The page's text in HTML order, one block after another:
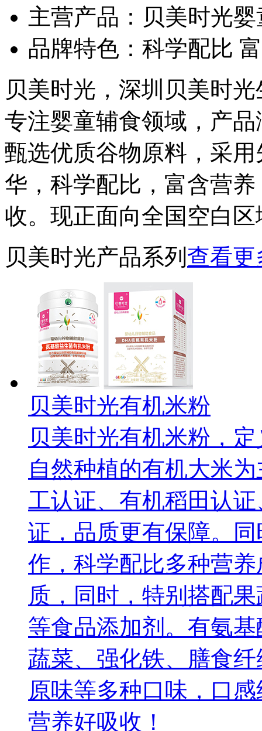
主营产品： 贝美时光
品牌特色： 科学配比
贝美时光，深圳贝美时
专注婴童辅食领域，产
甄选优质谷物原料，采
华，科学配比，富含营
收。现正面向全国空白
贝美时光产品系列 查看更
贝美时光有机米粉
贝美时光有机米粉，
自然种植的有机大米
工认证、有机稻田认
证，品质更有保障。
作，科学配比多种营
质，同时，特别搭配
等食品添加剂。有氨
蔬菜、强化铁、膳食
原味等多种口味，口
营养好吸收！